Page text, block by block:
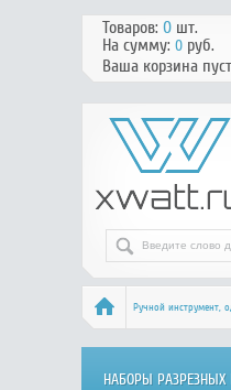
Товаров: 0шт.
На сумму: 0руб.
Ваша корзина
Ручной инcтрумент,
Разрезные ключи/ TOPTUL
НАБОРЫ РАЗРЕЗНЫХ